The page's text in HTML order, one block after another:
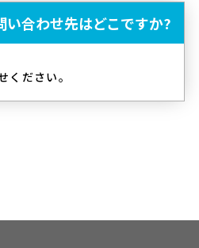
い合わせ先はどこですか?
ください。